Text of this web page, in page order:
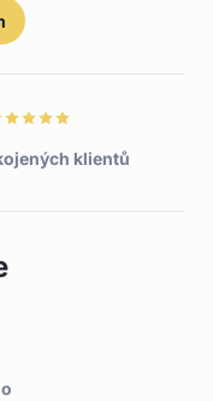
klientů